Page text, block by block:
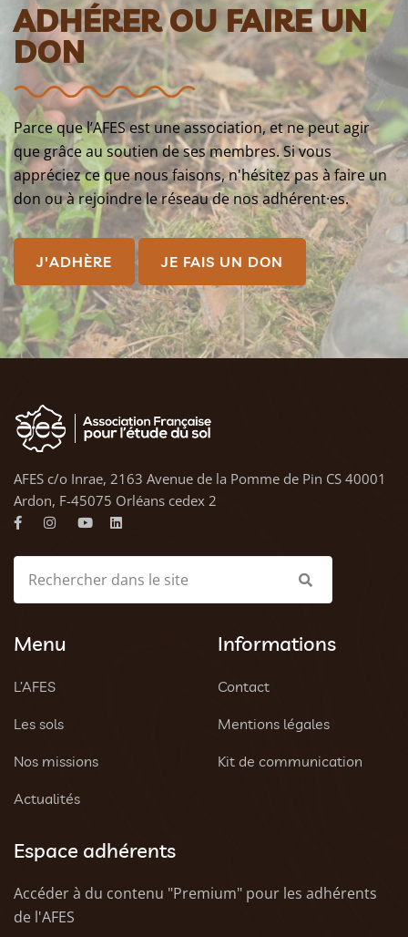
ADHÉRER OU FAIRE UN
DON
Parce que l’AFES est une association, et ne peut agir
que grâce au soutien de ses membres. Si vous
appréciez ce que nous faisons, n'hésitez pas à faire un
don ou à rejoindre le réseau de nos adhérent·es.
J'ADHÈRE JE FAIS UN DON
AFES c/o Inrae, 2163 Avenue de la Pomme de Pin CS 40001
Ardon, F-45075 Orléans cedex 2
Menu
L’AFES
Les sols
Nos missions
Actualités
Informations
Contact
Mentions légales
Kit de communication
Espace adhérents
Accéder à du contenu "Premium" pour les adhérents
de l'AFES